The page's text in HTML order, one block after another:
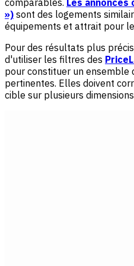
comparables. Les
») sont des logements
équipements et attrait pour
Pour des résultats plus
d'utiliser les filtres des
pour constituer un ensemble
pertinentes. Elles doivent
cible sur plusieurs